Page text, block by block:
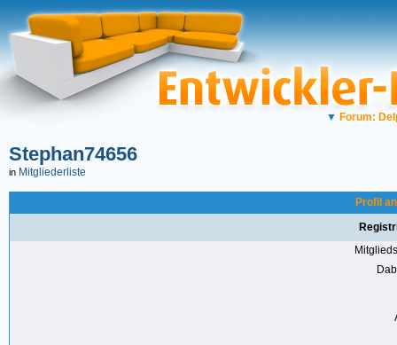
▼ Forum:
Stephan74656
in Mitgliederliste
Profil